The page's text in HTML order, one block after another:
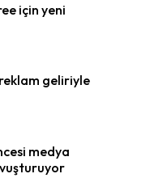
için yeni
geliriyle
medya